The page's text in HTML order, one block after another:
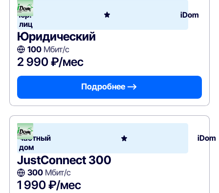
Для
юр.
лиц
iDom
Юридический
100Мбит/с
2 990 ₽/мес
Подробнее —>
В
частный
дом
iDom
JustConnect 300
300Мбит/с
1 990 ₽/мес